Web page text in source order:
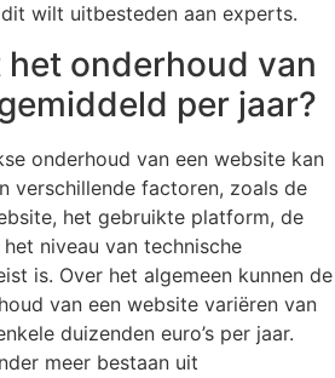
wilt uitbesteden aan experts.
het onderhoud van
per jaar?
onderhoud van een website kan
verschillende factoren, zoals de
het gebruikte platform, de
niveau van technische
is. Over het algemeen kunnen de
van een website variëren van
duizenden euro’s per jaar.
meer bestaan uit